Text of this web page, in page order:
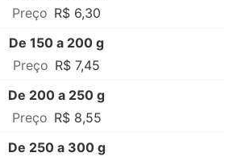
R$ 6,30
De 150 a 200 g
R$ 7,45
De 200 a 250 g
R$ 8,55
De 250 a 300 g